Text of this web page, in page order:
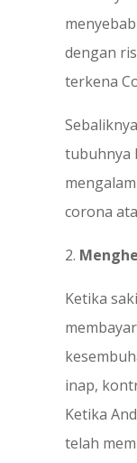
dengan
terkena
tubuhnya
corona
2.
Ketika
inap,
Ketika
telah